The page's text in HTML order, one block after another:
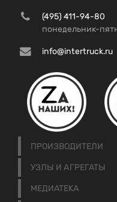
(495) 411-94-80
понедельник-
info@intertruck.ru
ПРОИЗВОДИТЕЛИ
УЗЛЫ И АГРЕГАТЫ
МЕДИАТЕКА